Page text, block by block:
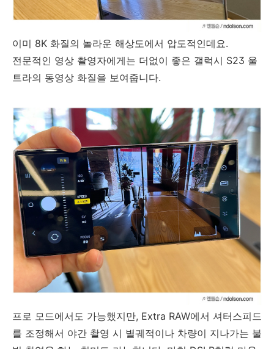
이미 8K 화질의 놀라운 해상도에서 압도적인데요.
전문적인 영상 촬영자에게는 더없이 좋은 갤럭시 S23 울
트라의 동영상 화질을 보여줍니다.
프로 모드에서도 가능했지만, Extra RAW에서 셔터스피드
를 조정해서 야간 촬영 시 별궤적이나 차량이 지나가는 불